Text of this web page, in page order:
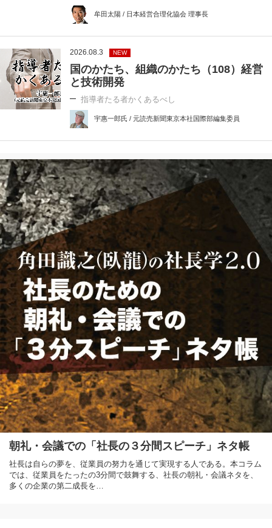
牟田太陽 / 日本経営合理化協会 理事長
2026.08.3 NEW
国のかたち、組織のかたち（108）経営
と技術開発
指導者たる者かくあるべし
宇惠一郎氏 / 元読売新聞東京本社国際部編集委員
朝礼・会議での「社長の３分間スピーチ」ネタ帳
社長は自らの夢を、従業員の努力を通じて実現する人である。本コラム
では、従業員をたったの3分間で鼓舞する、社長の朝礼・会議ネタを、
多くの企業の第二成長を…